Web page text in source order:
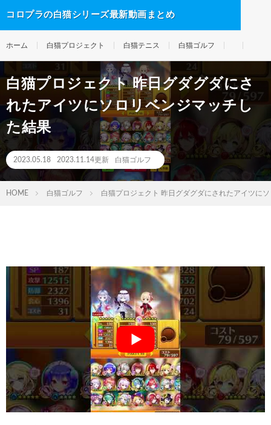
コロプラの白猫シリーズ最新動画まとめ
ホーム 白猫プロジェクト 白猫テニス 白猫ゴルフ
白猫プロジェクト 昨日グダグダにさ
れたアイツにソロリベンジマッチし
た結果
2023.05.18 2023.11.14更新 白猫ゴルフ
HOME 白猫ゴルフ 白猫プロジェクト 昨日グダグダにされたアイツに